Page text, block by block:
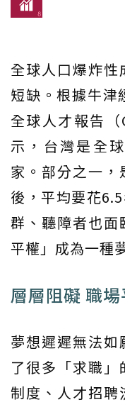
全球人口爆炸
短缺。根據牛津
全球人才報告
示，台灣是全
家。部分之一
後，平均要花
群、聽障者也
平權」成為一種
層層阻礙 職
夢想遲遲無法
了很多「求職
制度、人才招